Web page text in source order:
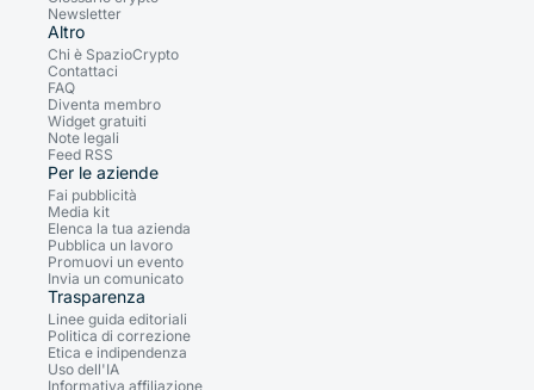
Newsletter
Altro
Chi è SpazioCrypto
Contattaci
FAQ
Diventa membro
Widget gratuiti
Note legali
Feed RSS
Per le aziende
Fai pubblicità
Media kit
Elenca la tua azienda
Pubblica un lavoro
Promuovi un evento
Invia un comunicato
Trasparenza
Linee guida editoriali
Politica di correzione
Etica e indipendenza
Uso dell'IA
Informativa affiliazione